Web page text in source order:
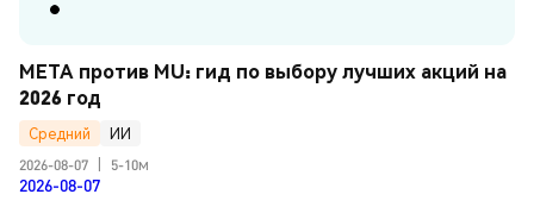
META против MU: гид по выбору лучших акций на
2026 год
Средний
ИИ
2026-08-07
5-10м
2026-08-07